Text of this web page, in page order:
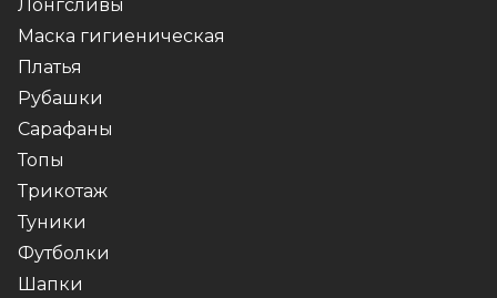
Лонгсливы
Маска гигиеническая
Платья
Рубашки
Сарафаны
Топы
Трикотаж
Туники
Футболки
Шапки